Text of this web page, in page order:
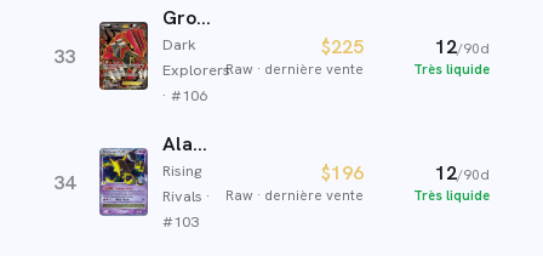
33
Groudon-EX
Dark
Explorers
· #106
$225
Raw · dernière vente
12/90d
Très liquide
34
Alakazam Niv. X
Rising
Rivals ·
#103
$196
Raw · dernière vente
12/90d
Très liquide